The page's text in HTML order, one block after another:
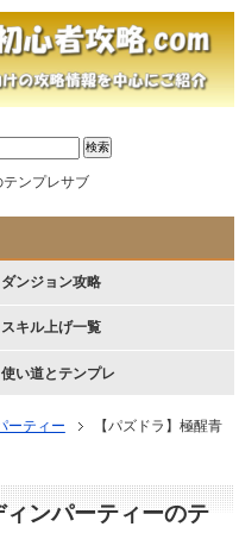
テンプレサブ
ダンジョン攻略
スキル上げ一覧
使い道とテンプレ
ーティー
【パズドラ】極醒青
ンパーティーのテ